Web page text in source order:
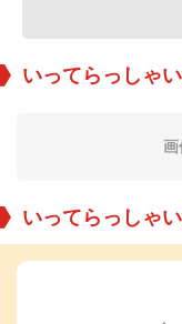
いってらっしゃ
画
いってらっしゃ